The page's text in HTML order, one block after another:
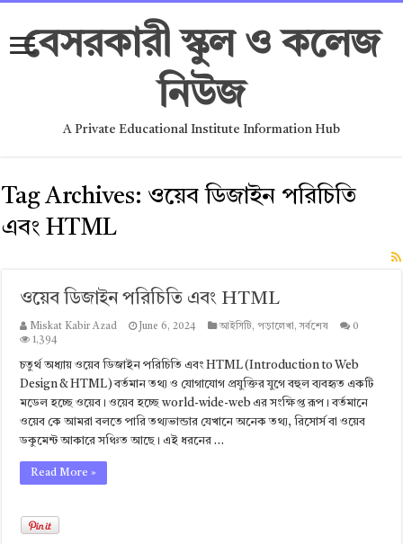
বেসরকারী স্কুল ও কলেজ
নিউজ
A Private Educational Institute Information Hub
Tag Archives: ওয়েব ডিজাইন পরিচিতি
এবং HTML
ওয়েব ডিজাইন পরিচিতি এবং HTML
Miskat Kabir Azad June 6, 2024 আইসিটি,পড়ালেখা ,সর্বশেষ
0
1,394
চতুর্থ অধ্যায় ওয়েব ডিজাইন পরিচিতি এবং HTML (Introduction to Web
Design & HTML) বর্তমান তথ্য ও যোগাযোগ প্রযুক্তির যুগে বহুল ব্যবহৃত একটি
মডেল হচ্ছে ওয়েব। ওয়েব হচ্ছে world-wide-web এর সংক্ষিপ্ত রূপ। বর্তমানে
ওয়েব কে আমরা বলতে পারি তথ্যভান্ডার যেখানে অনেক তথ্য, রিসোর্স বা ওয়েব
ডকুমেন্ট আকারে সঞ্চিত আছে। এই ধরনের …
Read More »